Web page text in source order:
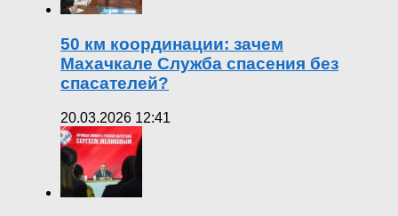
50 км координации: зачем
Махачкале Служба спасения без
спасателей?
20.03.2026 12:41